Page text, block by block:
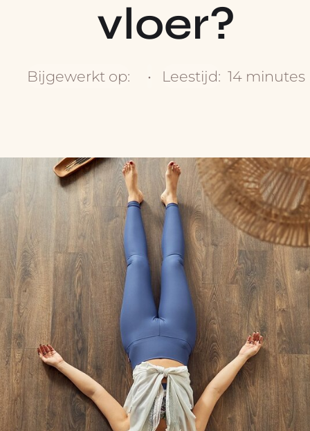
vloer?
Bijgewerkt op: • Leestijd: 14 minutes